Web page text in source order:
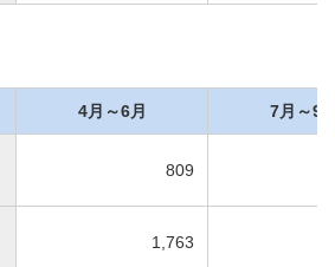
4月～6月 7月～9
809
1,763